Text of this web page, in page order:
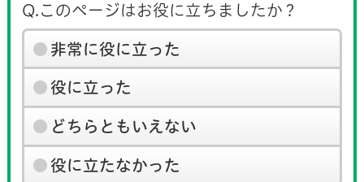
Q.このページはお役に立ちましたか？
非常に役に立った
役に立った
どちらともいえない
役に立たなかった